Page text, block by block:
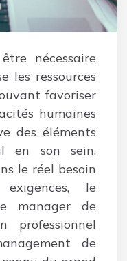
nécessaire
les ressources
favoriser
humaines
des éléments
en son sein.
le réel besoin
le
manager de
professionnel
de